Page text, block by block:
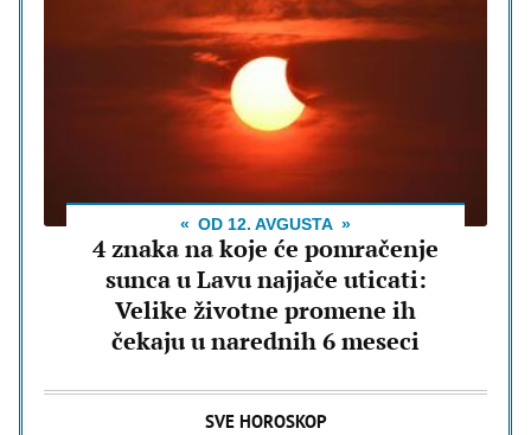
OD 12. AVGUSTA
4 znaka na koje će pomračenje
sunca u Lavu najjače uticati:
Velike životne promene ih
čekaju u narednih 6 meseci
SVE HOROSKOP